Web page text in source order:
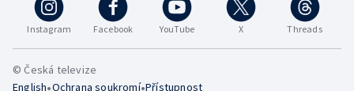
Instagram Facebook YouTube X Threads
© Česká televize
English•Ochrana soukromí•Přístupnost